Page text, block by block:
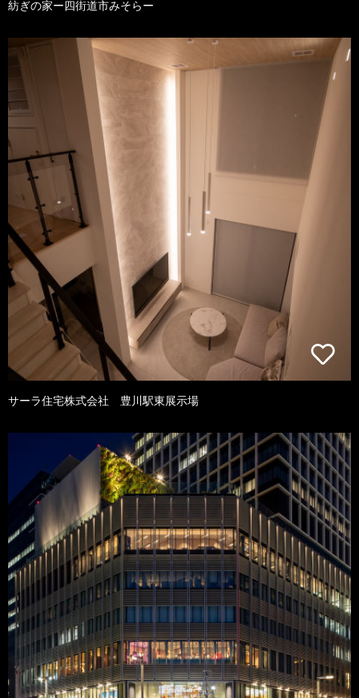
紡ぎの家ー四街道市みそらー
サーラ住宅株式会社 豊川駅東展示場